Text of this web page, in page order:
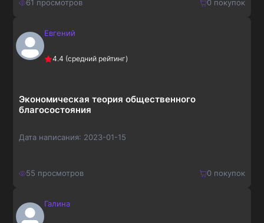
61 просмотров 0покупок
210₽Евгений
4.4 (средний рейтинг)
Экономическая теория общественного
благосостояния
Дата написания: 2023-01-15
55 просмотров 0покупок
150₽Галина